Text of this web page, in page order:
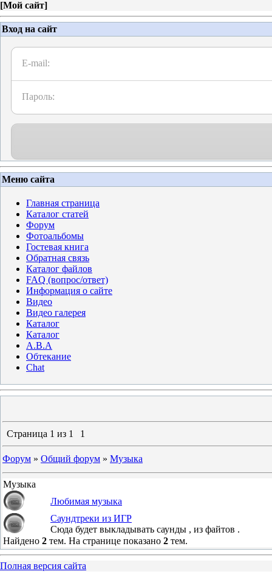
[Мой сайт]
Вход на сайт
E-mail:
Пароль:
Меню сайта
Главная страница
Каталог статей
Форум
Фотоальбомы
Гостевая книга
Обратная связь
Каталог файлов
FAQ (вопрос/ответ)
Информация о сайте
Видео
Видео галерея
Каталог
Каталог
A.B.A
Обтекание
Chat
Страница 1 из 1 1
Форум » Общий форум » Музыка
Музыка
Любимая музыка
Саундтреки из ИГР
Сюда будет выкладывать саунды , из файтов .
Найдено 2 тем. На странице показано 2 тем.
Полная версия сайта